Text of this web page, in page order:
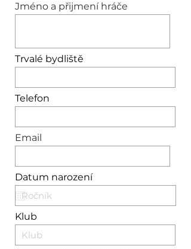
Jméno a přijmení hráče
Trvalé bydliště
Telefon
Email
Datum narození
Klub